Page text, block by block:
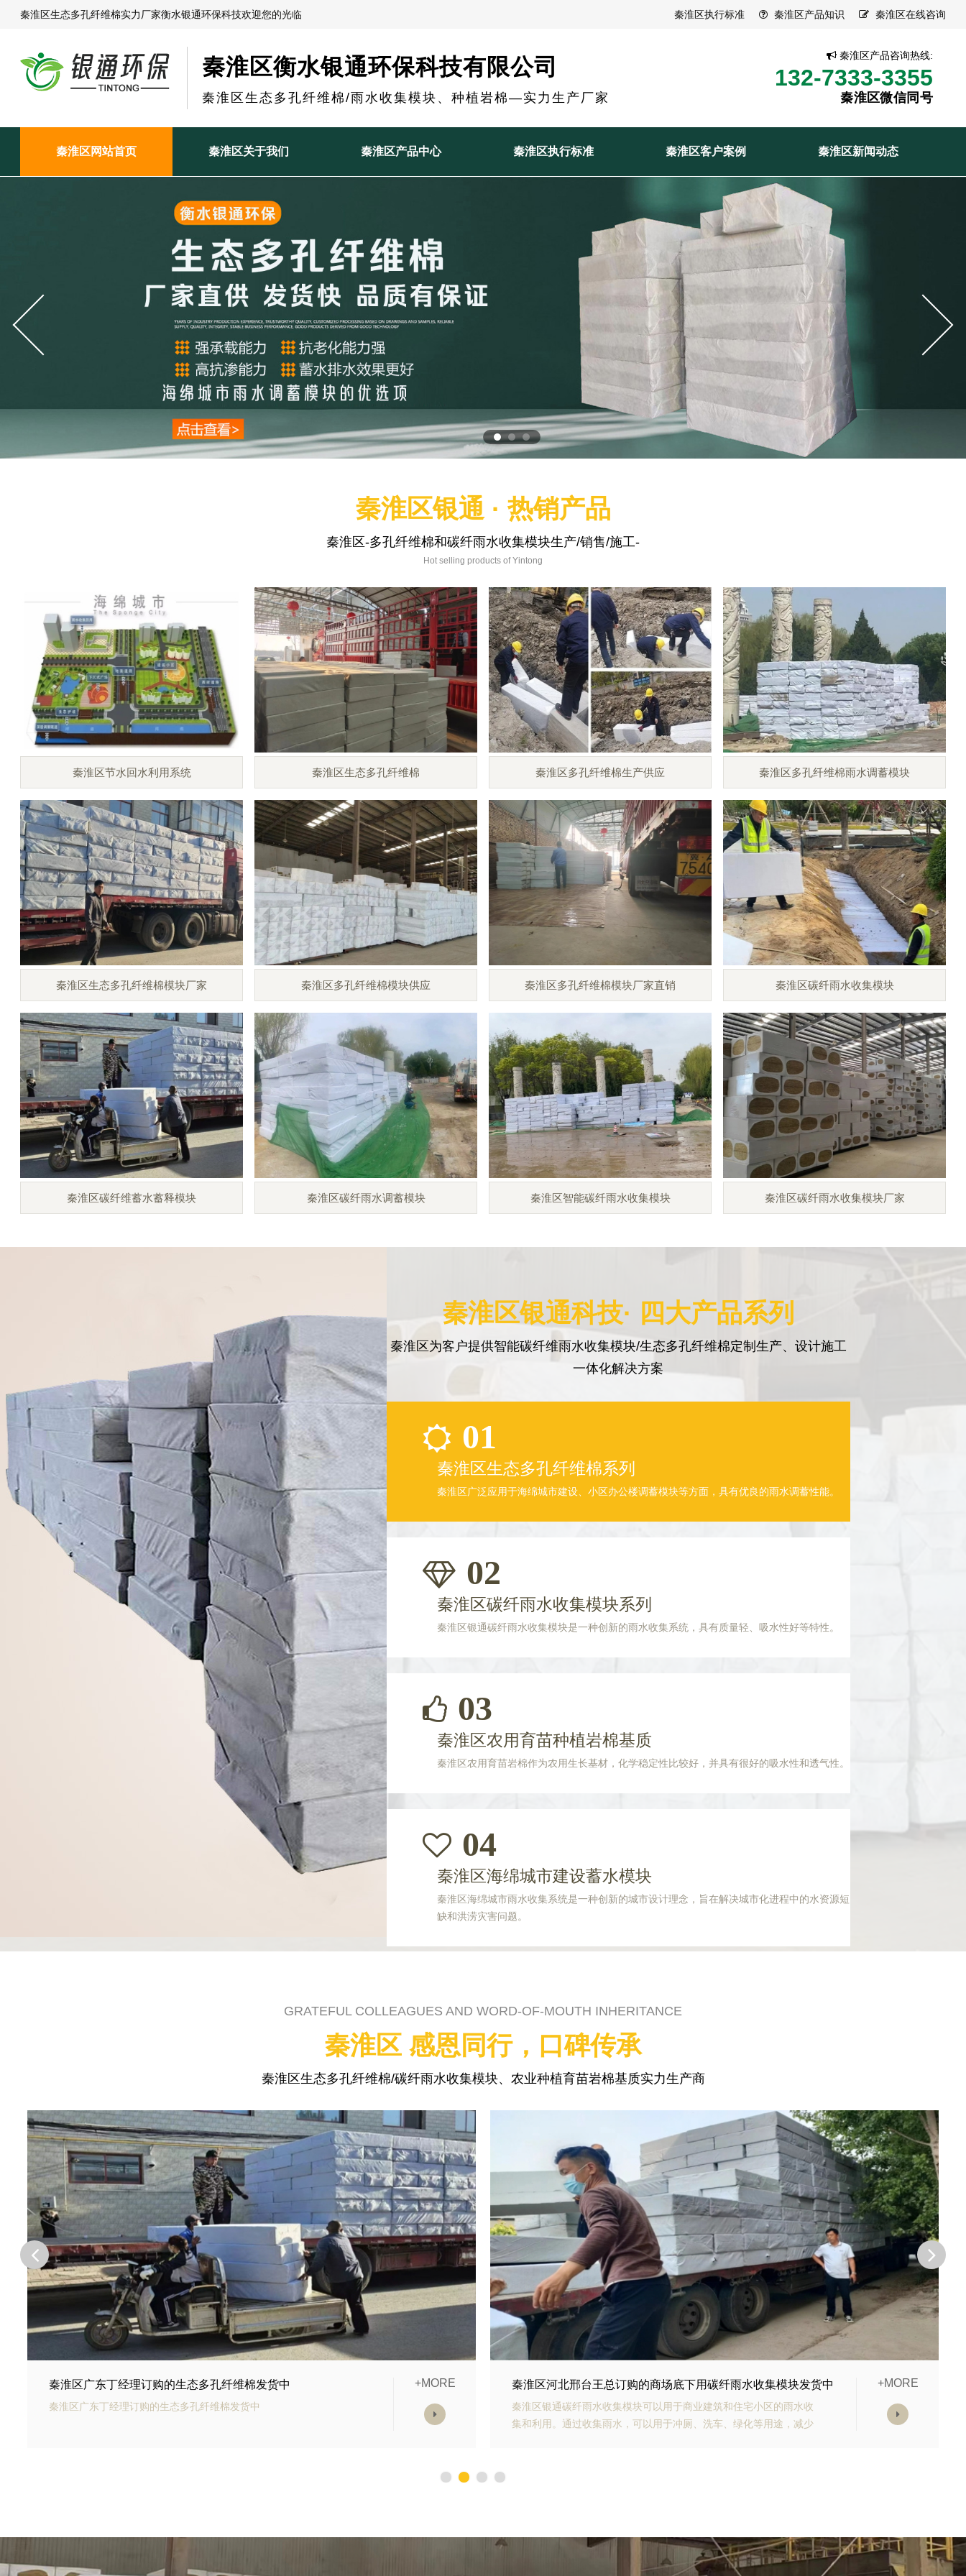
秦淮区生态多孔纤维棉实力厂家衡水银通环保科技欢迎您的光临 秦淮区执行标准 秦淮区产品知识 秦淮区在线咨询
秦淮区衡水银通环保科技有限公司
秦淮区生态多孔纤维棉/雨水收集模块、种植岩棉—实力生产厂家
秦淮区产品咨询热线:
132-7333-3355
秦淮区微信同号
秦淮区网站首页 秦淮区关于我们 秦淮区产品中心 秦淮区执行标准 秦淮区客户案例 秦淮区新闻动态
秦淮区银通 · 热销产品
秦淮区-多孔纤维棉和碳纤雨水收集模块生产/销售/施工-
Hot selling products of Yintong
秦淮区节水回水利用系统 秦淮区生态多孔纤维棉 秦淮区多孔纤维棉生产供应 秦淮区多孔纤维棉雨水调蓄模块
秦淮区生态多孔纤维棉模块厂家 秦淮区多孔纤维棉模块供应 秦淮区多孔纤维棉模块厂家直销 秦淮区碳纤雨水收集模块
秦淮区碳纤维蓄水蓄释模块 秦淮区碳纤雨水调蓄模块 秦淮区智能碳纤雨水收集模块 秦淮区碳纤雨水收集模块厂家
秦淮区银通科技· 四大产品系列
秦淮区为客户提供智能碳纤维雨水收集模块/生态多孔纤维棉定制生产、设计施工
一体化解决方案
01
秦淮区生态多孔纤维棉系列
秦淮区广泛应用于海绵城市建设、小区办公楼调蓄模块等方面，具有优良的雨水调蓄性能。
02
秦淮区碳纤雨水收集模块系列
秦淮区银通碳纤雨水收集模块是一种创新的雨水收集系统，具有质量轻、吸水性好等特性。
03
秦淮区农用育苗种植岩棉基质
秦淮区农用育苗岩棉作为农用生长基材，化学稳定性比较好，并具有很好的吸水性和透气性。
04
秦淮区海绵城市建设蓄水模块
秦淮区海绵城市雨水收集系统是一种创新的城市设计理念，旨在解决城市化进程中的水资源短
缺和洪涝灾害问题。
GRATEFUL COLLEAGUES AND WORD-OF-MOUTH INHERITANCE
秦淮区 感恩同行，口碑传承
秦淮区生态多孔纤维棉/碳纤雨水收集模块、农业种植育苗岩棉基质实力生产商
秦淮区河北邢台王总订购的商场底下用碳纤雨水收集模块发货中
秦淮区银通碳纤雨水收集模块可以用于商业建筑和住宅小区的雨水收
+MORE 秦淮区山东青岛李经理订购的生态多孔纤维棉正在发货
秦淮区银通生态多孔纤维棉具有高强承载能力、高抗渗能力、抗老化
能力强、施工方便等优势。模块的顶部应设计有反冲洗装置，以防止
+MORE